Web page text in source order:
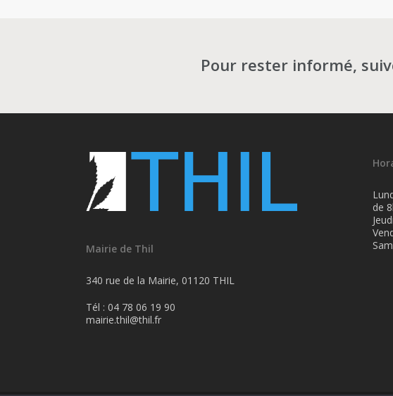
Pour rester informé,
Mairie de Thil
340 rue de la Mairie, 01120 THIL
Tél : 04 78 06 19 90
mairie.thil@thil.fr
de